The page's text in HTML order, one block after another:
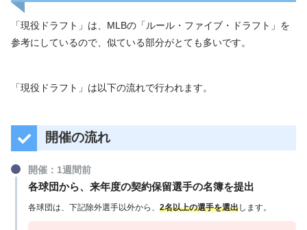
「ルール・ファイブ・ドラフト
（Rule 5 draft）」とは、メ
ジャーリーグ（MLB）で導入されている制度。
ーリーグで飼い殺し状態になることを防ぐために、
毎年、シーズンが終了した12月に行われる。
対象外
18歳以下 で入団した場合、「ルール・ファイブ・ド
ラフト」時点で在籍5年未満の選手
「現役ドラフト」は、MLBの「ルール・ファイブ・ドラフト」を
参考にしているので、似ている部分がとても多いです。
「現役ドラフト」は以下の流れで行われます。
開催の流れ
開催：1週間前
各球団から、来年度の契約保留選手の名簿を提出
各球団は、下記除外選手以外から、 2名以上の選手を選出します。